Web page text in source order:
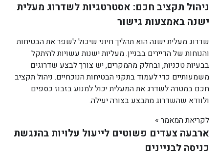
ניהול תקציב חכם: אסטרטגיות לשדרוג מעלית
ישנה באמצעות גישור
שדרוג מעלית ישנה הוא תהליך חיוני שיכול לשפר את הבטיחות
והנוחות של הדיירים בבניין. מעליות ישנות עשויות להיתקל
בבעיות טכניות, ובחלק מהמקרים, יש צורך לבצע שדרוגים
משמעותיים כדי לעמוד בתקני הבטיחות הנוכחיים. ניהול תקציב
חכם במטרה לשדרג את המעלית יכול למנוע בזבוז כספים
ולוודא שהשדרוג מתבצע בצורה יעילה.
לקריאת המאמר »
ארבעה צעדים פשוטים לייעול עלויות בהנגשת
כניסה לבניינים